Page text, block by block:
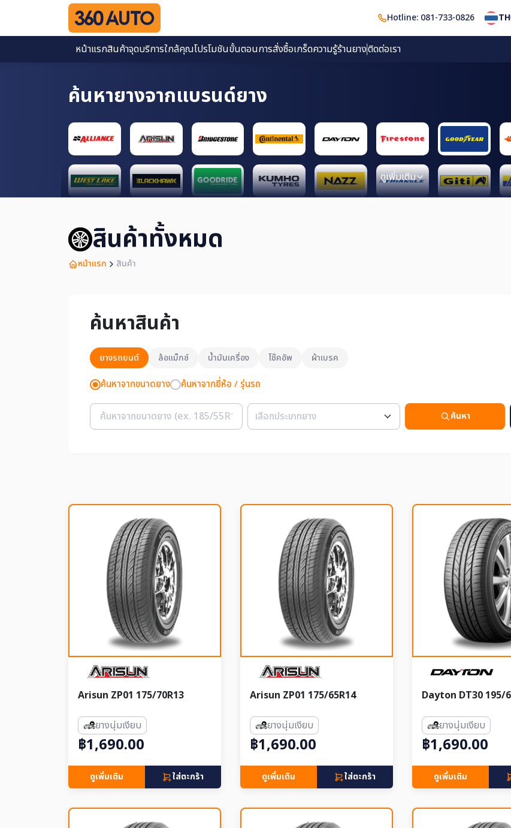
Hotline: 081-733-0826 TH
หน้าแรกสินค้าจุดบริการใกล้คุณโปรโมชันขั้นตอนการสั่งซื้อเกร็ดความรู้ร้านยางติดต่อเรา
ค้นหายางจากแบรนด์ยาง
ดูเพิ่มเติม
สินค้าทั้งหมด
หน้าแรก สินค้า
ค้นหาสินค้า
ยางรถยนต์ ล้อแม็กซ์ น้ำมันเครื่อง โช๊คอัพ ผ้าเบรค
ค้นหาจากขนาดยาง ค้นหาจากยี่ห้อ / รุ่นรถ
ค้นหา
Arisun ZP01 175/70R13
ยางนุ่มเงียบ
฿1,690.00
ดูเพิ่มเติม ใส่ตะกร้า
Arisun ZP01 175/65R14
ยางนุ่มเงียบ
฿1,690.00
ดูเพิ่มเติม ใส่ตะกร้า
Dayton DT30 195/
ยางนุ่มเงียบ
฿1,690.00
ดูเพิ่มเติม